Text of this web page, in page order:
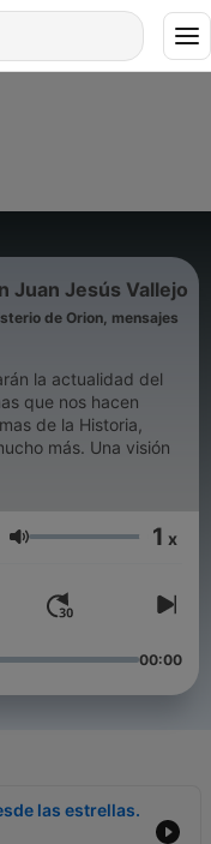
Juan Jesús Vallejo
de Orion, mensajes
la actualidad del
que nos hacen
de la Historia,
más. Una visión
Volumen 1 x
00:00
las estrellas.